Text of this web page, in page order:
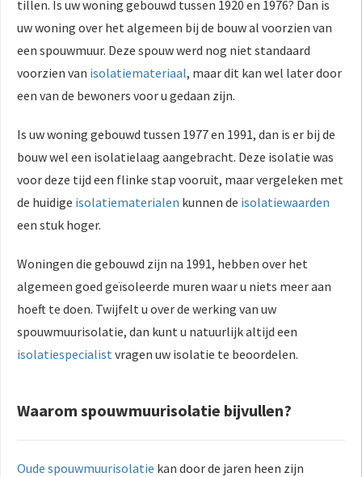
tillen. Is uw woning gebouwd tussen 1920 en 1976? Dan is
uw woning over het algemeen bij de bouw al voorzien van
een spouwmuur. Deze spouw werd nog niet standaard
voorzien van isolatiemateriaal, maar dit kan wel later door
een van de bewoners voor u gedaan zijn.
Is uw woning gebouwd tussen 1977 en 1991, dan is er bij de
bouw wel een isolatielaag aangebracht. Deze isolatie was
voor deze tijd een flinke stap vooruit, maar vergeleken met
de huidige isolatiematerialen kunnen de isolatiewaarden
een stuk hoger.
Woningen die gebouwd zijn na 1991, hebben over het
algemeen goed geïsoleerde muren waar u niets meer aan
hoeft te doen. Twijfelt u over de werking van uw
spouwmuurisolatie, dan kunt u natuurlijk altijd een
isolatiespecialist vragen uw isolatie te beoordelen.
Waarom spouwmuurisolatie bijvullen?
Oude spouwmuurisolatie kan door de jaren heen zijn